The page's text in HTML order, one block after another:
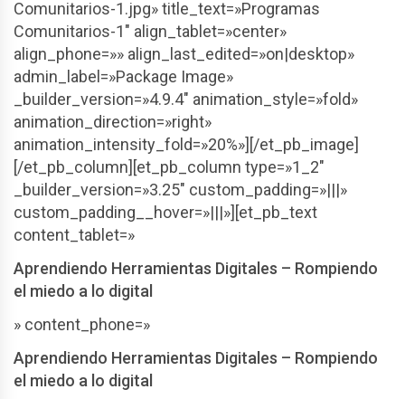
Comunitarios-1.jpg» title_text=»Programas
Comunitarios-1″ align_tablet=»center»
align_phone=»» align_last_edited=»on|desktop»
admin_label=»Package Image»
_builder_version=»4.9.4″ animation_style=»fold»
animation_direction=»right»
animation_intensity_fold=»20%»][/et_pb_image]
[/et_pb_column][et_pb_column type=»1_2″
_builder_version=»3.25″ custom_padding=»|||»
custom_padding__hover=»|||»][et_pb_text
content_tablet=»
Aprendiendo Herramientas Digitales – Rompiendo
el miedo a lo digital
» content_phone=»
Aprendiendo Herramientas Digitales – Rompiendo
el miedo a lo digital